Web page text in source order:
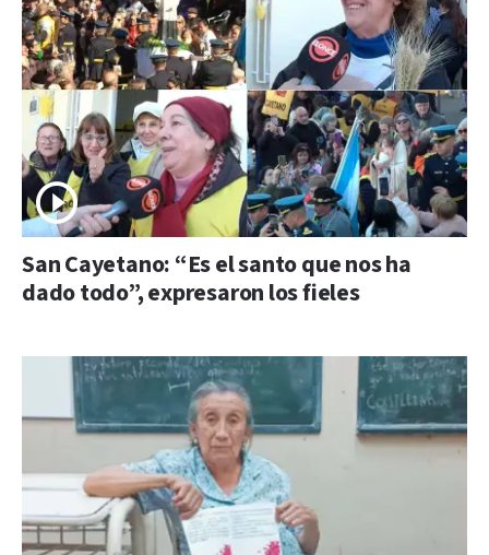
San Cayetano: “Es el santo que nos ha
dado todo”, expresaron los fieles